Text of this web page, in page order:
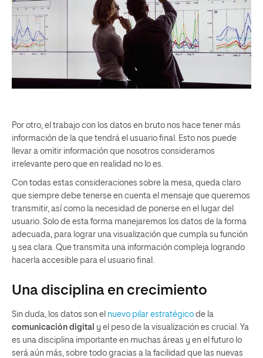
Por otro, el trabajo con los datos en bruto nos hace tener más
información de la que tendrá el usuario final. Esto nos puede
llevar a omitir información que nosotros consideramos
irrelevante pero que en realidad no lo es.
Con todas estas consideraciones sobre la mesa, queda claro
que siempre debe tenerse en cuenta el mensaje que queremos
transmitir, así como la necesidad de ponerse en el lugar del
usuario. Solo de esta forma manejaremos los datos de la forma
adecuada, para lograr una visualización que cumpla su función
y sea clara. Que transmita una información compleja logrando
hacerla accesible para el usuario final.
Una disciplina en crecimiento
Sin duda, los datos son el nuevo pilar estratégico de la
comunicación digital y el peso de la visualización es crucial. Ya
es una disciplina importante en muchas áreas y en el futuro lo
será aún más, sobre todo gracias a la facilidad que las nuevas